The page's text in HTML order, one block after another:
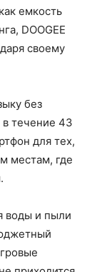
емкость
DOOGEE
своему
без
в течение 43
для тех,
местам, где
воды и пыли